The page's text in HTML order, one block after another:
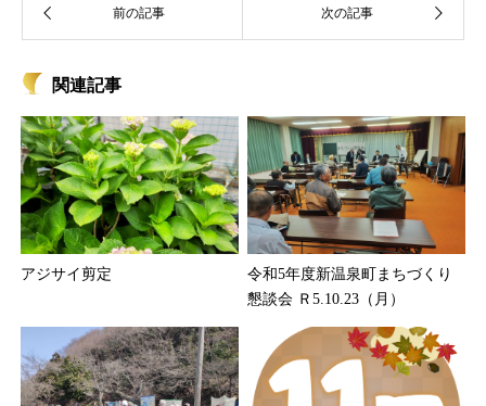
関連記事
アジサイ剪定
令和5年度新温泉町まちづくり
懇談会 Ｒ5.10.23（月）